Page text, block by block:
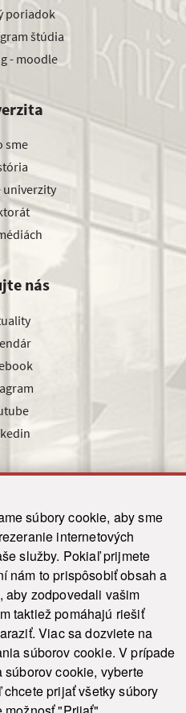
súbory cookie, aby sme
internetových
služby. Pokiaľ prijmete
nám to prispôsobiť obsah a
aby zodpovedali vašim
taktiež pomáhajú riešiť
Viac sa dozviete na
súborov cookie. V prípade
cookie, vyberte
prijať všetky súbory
poriadok
štúdia
- moodle
sme
univerzity
nás
| Ochrana osobných údajov
|
Admin
Google Privacy Policy and Terms of
apply.